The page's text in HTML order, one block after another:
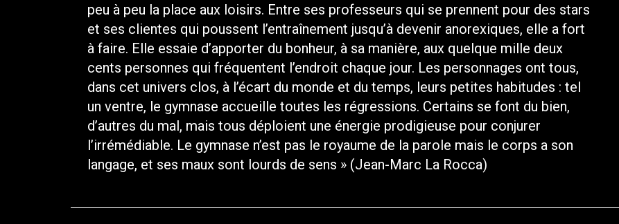
peu à peu la place aux loisirs. Entre ses professeurs qui se prennent pour des stars
et ses clientes qui poussent l’entraînement jusqu’à devenir anorexiques, elle a fort
à faire. Elle essaie d’apporter du bonheur, à sa manière, aux quelque mille deux
cents personnes qui fréquentent l’endroit chaque jour. Les personnages ont tous,
dans cet univers clos, à l’écart du monde et du temps, leurs petites habitudes : tel
un ventre, le gymnase accueille toutes les régressions. Certains se font du bien,
d’autres du mal, mais tous déploient une énergie prodigieuse pour conjurer
l’irrémédiable. Le gymnase n’est pas le royaume de la parole mais le corps a son
langage, et ses maux sont lourds de sens » (Jean-Marc La Rocca)